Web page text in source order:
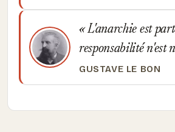
L'anarchie est
responsabilité n'est
GUSTAVE LE BON